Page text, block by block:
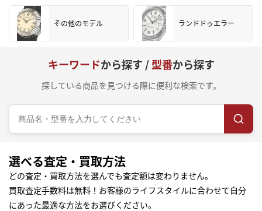
その他のモデル ランドドゥエラー
キーワードから探す /型番から探す
探している商品を見つける際に便利な検索です。
選べる査定・買取方法
どの査定・買取方法を選んでも査定額は変わりません。
買取査定手数料は無料！お客様のライフスタイルに合わせて自分
にあった最適な方法をお選びください。